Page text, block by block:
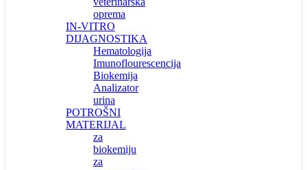
oprema
IN-VITRO
DIJAGNOSTIKA
Hematologija
Imunoflourescencija
Biokemija
Analizator
urina
POTROŠNI
MATERIJAL
za
biokemiju
za